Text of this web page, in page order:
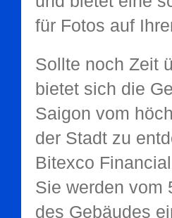
für Fotos auf
Sollte noch Zeit
bietet sich die
Saigon vom
der Stadt zu
Bitexco
Sie werden vom
des Gebäudes